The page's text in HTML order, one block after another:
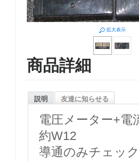
拡大表示
商品詳細
説明 友達に知らせる
電圧メーター+電
約W12
導通のみチェック